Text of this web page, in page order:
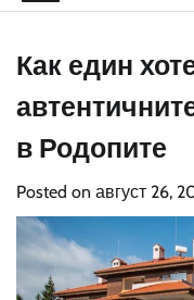
Как един
в Родопите
Posted on август 26,